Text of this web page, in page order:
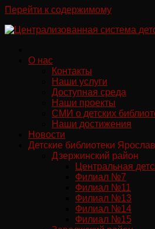
Перейти к содержимому
О нас
Контакты
Наши услуги
Доступная среда
Наши проекты
СМИ о детских
Наши достижения
Новости
Детские библиотеки
Дзержинский район
Центральная
Филиал №7
Филиал №11
Филиал №13
Филиал №14
Филиал №15